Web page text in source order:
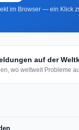
im Browser — ein Klick
auf der
wo weltweit Probleme